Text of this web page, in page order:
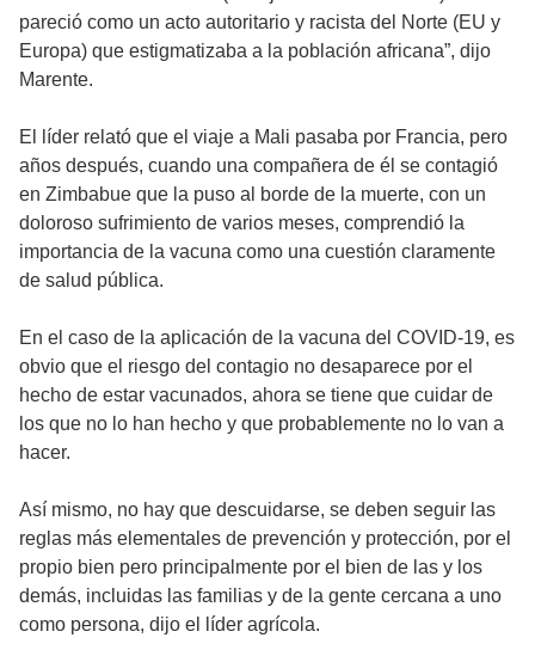
pareció como un acto autoritario y racista del Norte (EU y
Europa) que estigmatizaba a la población africana”, dijo
Marente.
El líder relató que el viaje a Mali pasaba por Francia, pero
años después, cuando una compañera de él se contagió
en Zimbabue que la puso al borde de la muerte, con un
doloroso sufrimiento de varios meses, comprendió la
importancia de la vacuna como una cuestión claramente
de salud pública.
En el caso de la aplicación de la vacuna del COVID-19, es
obvio que el riesgo del contagio no desaparece por el
hecho de estar vacunados, ahora se tiene que cuidar de
los que no lo han hecho y que probablemente no lo van a
hacer.
Así mismo, no hay que descuidarse, se deben seguir las
reglas más elementales de prevención y protección, por el
propio bien pero principalmente por el bien de las y los
demás, incluidas las familias y de la gente cercana a uno
como persona, dijo el líder agrícola.